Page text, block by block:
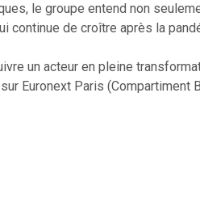
le groupe entend non
continue de croître après la
un acteur en pleine
Euronext Paris (Compartiment